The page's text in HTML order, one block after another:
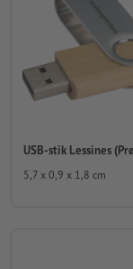
USB-stik Lessines
5,7 x 0,9 x 1,8 cm